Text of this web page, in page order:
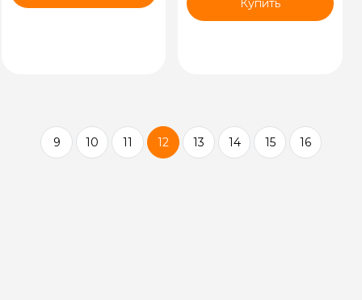
9 10 11 12 13 14 15 16